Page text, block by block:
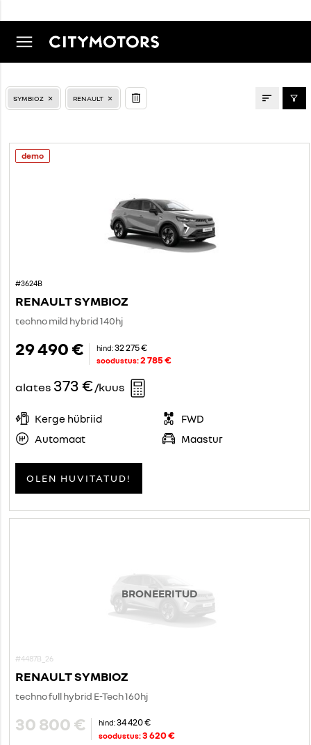
LAOAUTOD
SYMBIOZ RENAULT
demo
#3624B
RENAULT SYMBIOZ
techno mild hybrid 140hj
29 490 € hind: 32 275 €
soodustus:2 785 €
alates 373 €/kuus
Kerge hübriid
FWD
Automaat
Maastur
OLEN HUVITATUD!
#4487B_26
BRONEERITUD
RENAULT SYMBIOZ
techno full hybrid E-Tech 160hj
30 800 € hind: 34 420 €
soodustus:3 620 €